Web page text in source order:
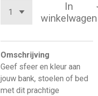
In
winkelwagen
Omschrijving
Geef sfeer en kleur aan
jouw bank, stoelen of bed
met dit prachtige